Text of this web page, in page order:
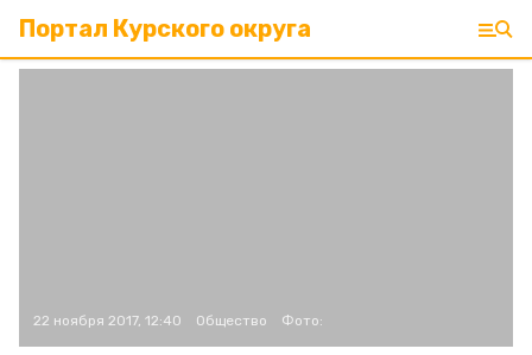
Портал Курского округа
22 ноября 2017, 12:40 Общество Фото: